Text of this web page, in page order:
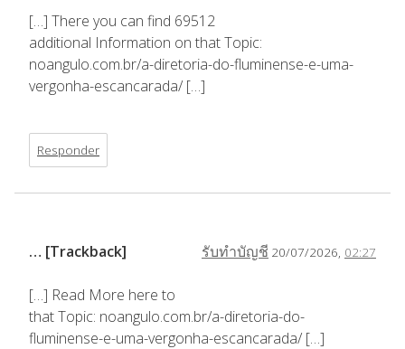
[…] There you can find 69512
additional Information on that Topic:
noangulo.com.br/a-diretoria-do-fluminense-e-uma-
vergonha-escancarada/ […]
Responder
รับทำบัญชี 20/07/2026, 02:27
… [Trackback]
[…] Read More here to
that Topic: noangulo.com.br/a-diretoria-do-
fluminense-e-uma-vergonha-escancarada/ […]